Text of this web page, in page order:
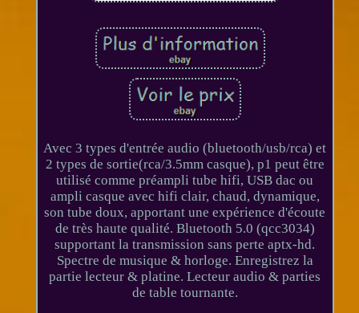
Avec 3 types d'entrée audio (bluetooth/usb/rca) et
2 types de sortie(rca/3.5mm casque), p1 peut être
utilisé comme préampli tube hifi, USB dac ou
ampli casque avec hifi clair, chaud, dynamique,
son tube doux, apportant une expérience d'écoute
de très haute qualité. Bluetooth 5.0 (qcc3034)
supportant la transmission sans perte aptx-hd.
Spectre de musique & horloge. Enregistrez la
partie lecteur & platine. Lecteur audio & parties
de table tournante.